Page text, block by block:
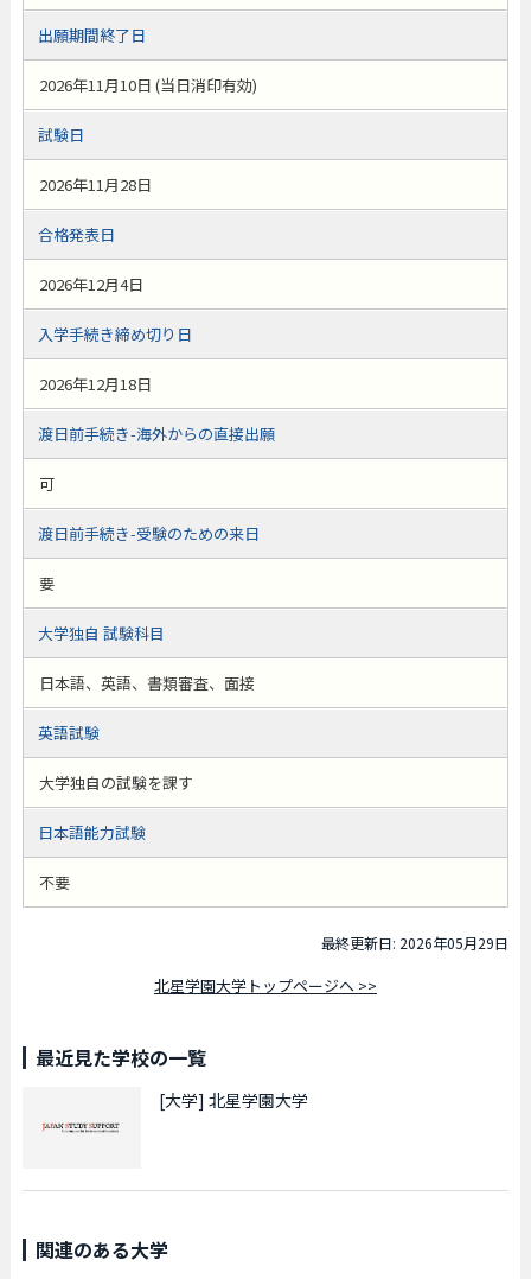
出願期間終了日
2026年11月10日 (当日消印有効)
試験日
2026年11月28日
合格発表日
2026年12月4日
入学手続き締め切り日
2026年12月18日
渡日前手続き-海外からの直接出願
可
渡日前手続き-受験のための来日
要
大学独自 試験科目
日本語、英語、書類審査、面接
英語試験
大学独自の試験を課す
日本語能力試験
不要
最終更新日: 2026年05月29日
北星学園大学トップページへ >>
最近見た学校の一覧
[大学] 北星学園大学
関連のある大学